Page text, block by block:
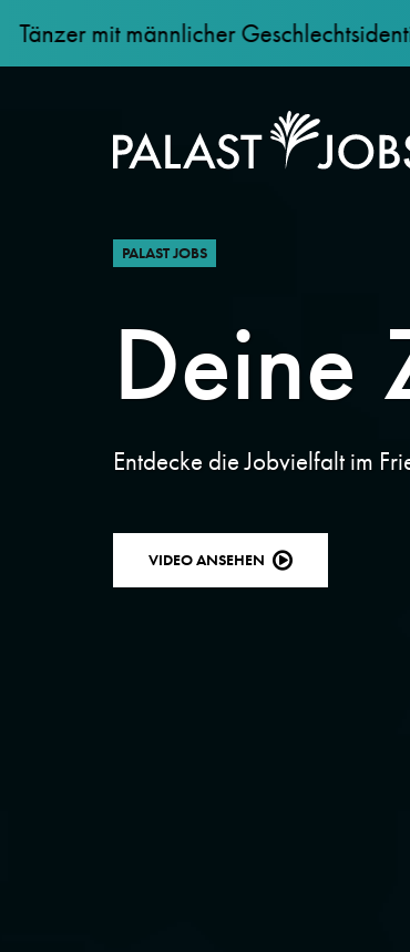
männlicher Geschlechtsidentität
PALAST JOBS
Deine
Entdecke die Jobvielfalt im
VIDEO ANSEHEN